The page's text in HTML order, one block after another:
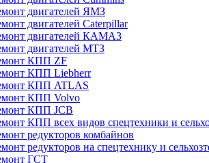
двигателей ЯМЗ
двигателей Caterpillar
двигателей КАМАЗ
двигателей МТЗ
КПП ZF
КПП Liebherr
КПП ATLAS
КПП Volvo
КПП JСB
КПП всех видов спецтехники и
редукторов комбайнов
редукторов на спецтехнику и
ГСТ